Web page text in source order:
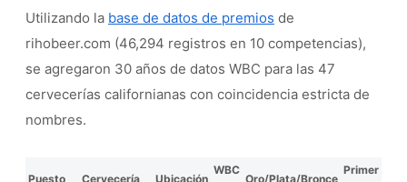
Utilizando la base de datos de premios de
rihobeer.com (46,294 registros en 10 competencias),
se agregaron 30 años de datos WBC para las 47
cervecerías californianas con coincidencia estricta de
nombres.
Puesto Cervecería Ubicación
WBC
Oro/Plata/Bronce
Primer